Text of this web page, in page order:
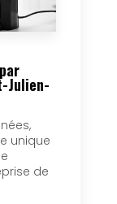
Julien-
unique
de